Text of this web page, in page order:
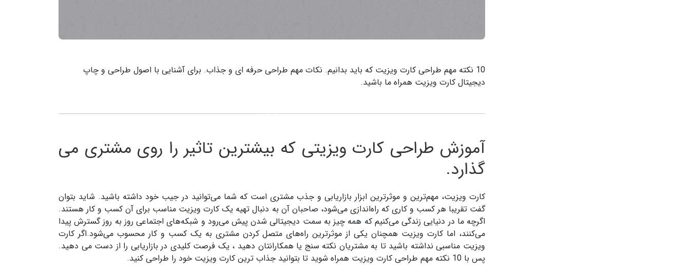
10 نکته مهم طراحی کارت ویزیت که باید بدانیم. نکات مهم طراحی حرفه ای و جذاب. برای آشنایی با اصول طراحی و چاپ
دیجیتال کارت ویزیت همراه ما باشید.
آموزش طراحی کارت ویزیتی که بیشترین تاثیر را روی مشتری می
گذارد.
کارت ویزیت، مهم‌ترین و موثرترین ابزار بازاریابی و جذب مشتری است که شما می‌توانید در جیب خود داشته باشید. شاید بتوان
گفت تقریبا هر کسب و کاری که راه‌اندازی می‌شود، صاحبان آن به دنبال تهیه یک کارت ویزیت مناسب برای آن کسب و کار هستند.
اگرچه ما در دنیایی زندگی می‌کنیم که همه چیز به سمت دیجیتالی شدن پیش می‌رود و شبکه‌های اجتماعی روز به روز گسترش پیدا
می‌کنند، اما کارت ویزیت همچنان یکی از موثرترین راه‌های متصل کردن مشتری به یک کسب و کار محسوب می‌شود.اگر کارت
ویزیت مناسبی نداشته باشید تا به مشتریان نکته سنج یا همکارانتان دهید ، یک فرصت کلیدی در بازاریابی را از دست می دهید.
پس با 10 نکته مهم طراحی کارت ویزیت همراه شوید تا بتوانید جذاب ترین کارت ویزیت خود را طراحی کنید.